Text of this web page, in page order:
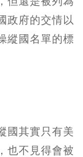
政府的交情以
縱國名單的標
國其實只有美
也不見得會被